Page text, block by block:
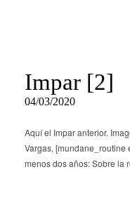
Impar [2]
04/03/2020
Aquí el Impar anterior.
Vargas, [mundane_routine
menos dos años: Sobre la